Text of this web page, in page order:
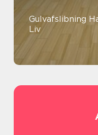
Gulvafslibning
Liv